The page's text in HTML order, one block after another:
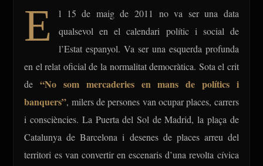
E
l 15 de maig de 2011 no va ser una data
qualsevol en el calendari polític i social de
l’Estat espanyol. Va ser una esquerda profunda
en el relat oficial de la normalitat democràtica. Sota el crit
de“No som mercaderies en mans de polítics i
banquers”, milers de persones van ocupar places, carrers
i consciències. La Puerta del Sol de Madrid, la plaça de
Catalunya de Barcelona i desenes de places arreu del
territori es van convertir en escenaris d’una revolta cívica